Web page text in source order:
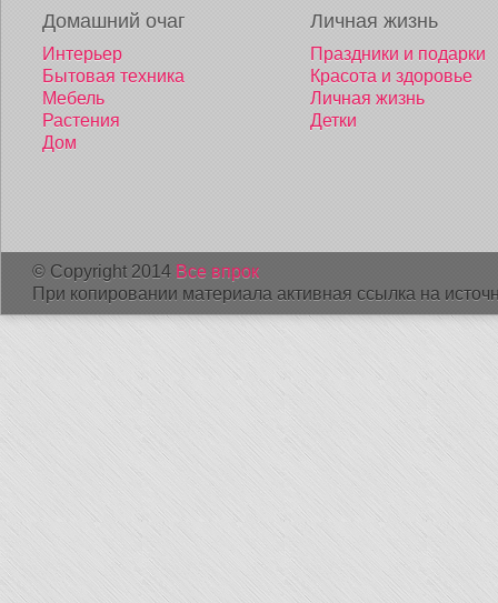
Домашний очаг
Интерьер
Бытовая техника
Мебель
Растения
Дом
Личная жизнь
Праздники и подарки
Красота и здоровье
Личная жизнь
Детки
© Copyright 2014 Все впрок
При копировании материала активная ссылка на